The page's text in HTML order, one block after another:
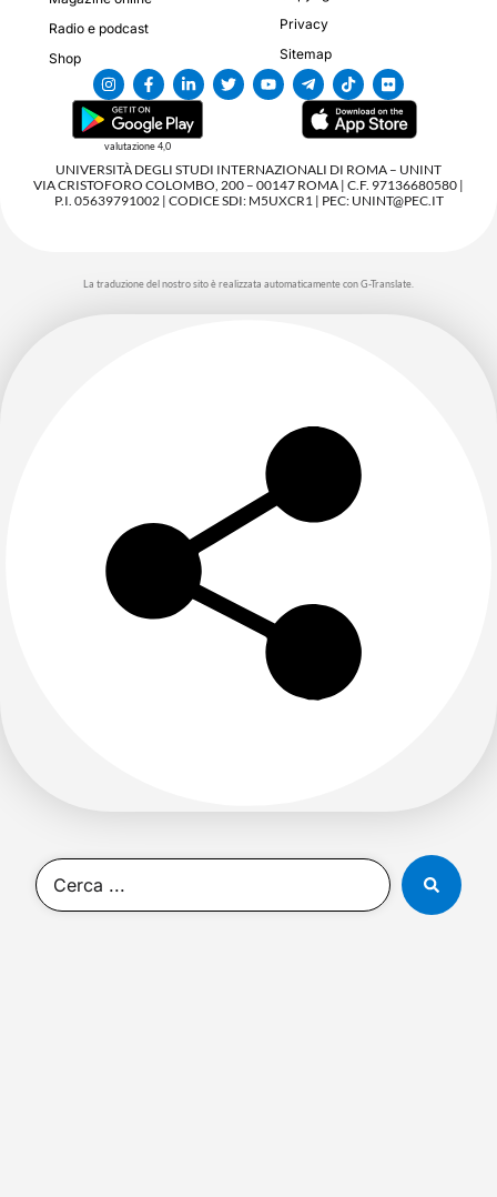
Radio e podcast
Shop
Privacy
Sitemap
valutazione 4,0
UNIVERSITÀ DEGLI STUDI INTERNAZIONALI DI ROMA – UNINT
VIA CRISTOFORO COLOMBO, 200 – 00147 ROMA | C.F. 97136680580 |
P.I. 05639791002 | CODICE SDI: M5UXCR1 | PEC: UNINT@PEC.IT
La traduzione del nostro sito è realizzata automaticamente con G-Translate.